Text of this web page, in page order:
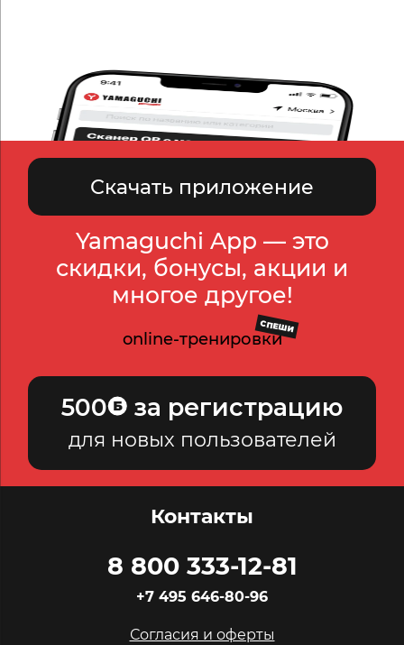
Скачать приложение
Yamaguchi App — это
скидки, бонусы, акции и
многое другое!
online-тренировки
СПЕШИ
500 за регистрацию
для новых пользователей
Контакты
8 800 333-12-81
+7 495 646-80-96
Согласия и оферты